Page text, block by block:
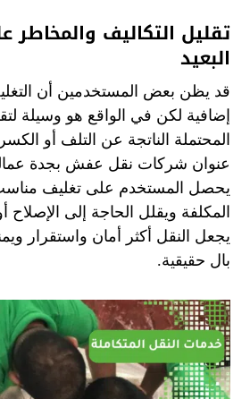
تقليل التكاليف والمخاطر
البعيد
قد يظن بعض المستخدمين أن
إضافية لكن في الواقع هو وسيلة
المحتملة الناتجة عن التلف أو
عنوان شركات نقل عفش بجدة
يحصل المستخدم على تغليف
المكلفة ويقلل الحاجة إلى الإصلاح
يجعل النقل أكثر أمان واستقرار
بال حقيقية.